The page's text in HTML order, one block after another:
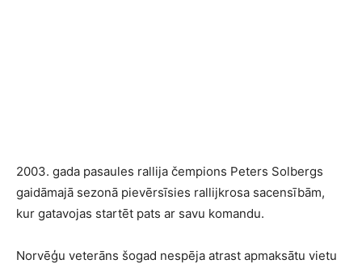
2003. gada pasaules rallija čempions Peters Solbergs
gaidāmajā sezonā pievērsīsies rallijkrosa sacensībām,
kur gatavojas startēt pats ar savu komandu.
Norvēģu veterāns šogad nespēja atrast apmaksātu vietu